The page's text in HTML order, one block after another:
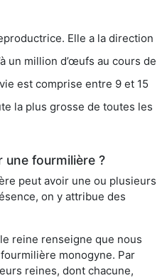
Elle a la direction
un million d’œufs au cours de
est comprise entre 9 et 15
la plus grosse de toutes les
une fourmilière ?
peut avoir une ou plusieurs
on y attribue des
reine renseigne que nous
monogyne. Par
reines, dont chacune,